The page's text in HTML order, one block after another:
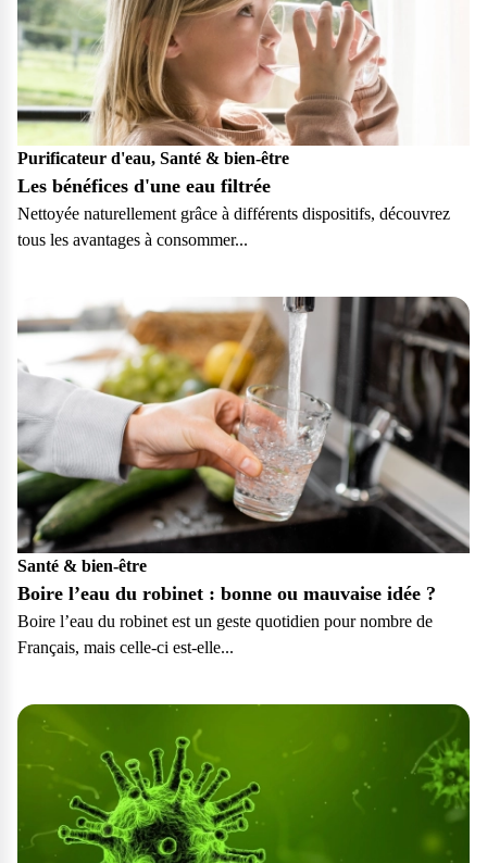
Purificateur d'eau, Santé & bien-être
Les bénéfices d'une eau filtrée
Nettoyée naturellement grâce à différents dispositifs, découvrez
tous les avantages à consommer...
Santé & bien-être
Boire l’eau du robinet : bonne ou mauvaise idée ?
Boire l’eau du robinet est un geste quotidien pour nombre de
Français, mais celle-ci est-elle...